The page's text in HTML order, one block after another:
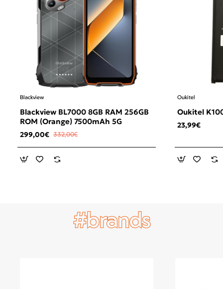
Blackview
Blackview BL7000 8GB RAM 256GB
ROM (Orange) 7500mAh 5G
299,00€ 332,00€
Oukitel
Oukitel
23,99€
#brands